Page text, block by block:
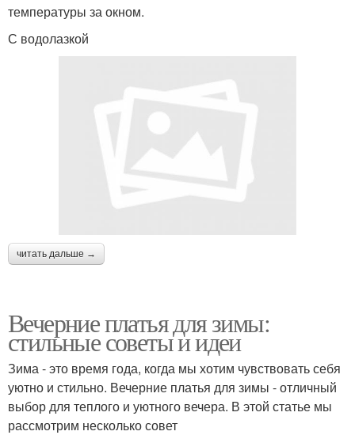
температуры за окном.
С водолазкой
читать дальше →
Вечерние платья для зимы:
стильные советы и идеи
Зима - это время года, когда мы хотим чувствовать себя
уютно и стильно. Вечерние платья для зимы - отличный
выбор для теплого и уютного вечера. В этой статье мы
рассмотрим несколько совет